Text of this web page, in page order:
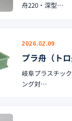
舟220・深型…
2026.02.09
プラ舟（ト
岐阜プラスチッ
ング対…